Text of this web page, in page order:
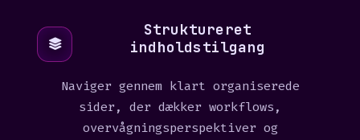
Struktureret
indholdstilgang
Naviger gennem klart organiserede
sider, der dækker workflows,
overvågningsperspektiver og